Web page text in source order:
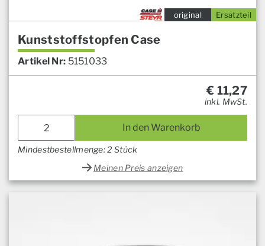
Ersatzteil
original
Kunststoffstopfen Case
Artikel Nr: 5151033
€ 11,27
inkl. MwSt.
In den Warenkorb
Mindestbestellmenge: 2 Stück
Meinen Preis anzeigen